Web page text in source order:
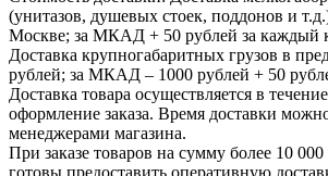
(унитазов, душевых стоек, поддонов и
Москве; за МКАД + 50 рублей за каждый
Доставка крупногабаритных грузов в
рублей; за МКАД – 1000 рублей + 50
Доставка товара осуществляется в
оформление заказа. Время доставки
менеджерами магазина.
При заказе товаров на сумму более 10
готовы предоставить оперативную